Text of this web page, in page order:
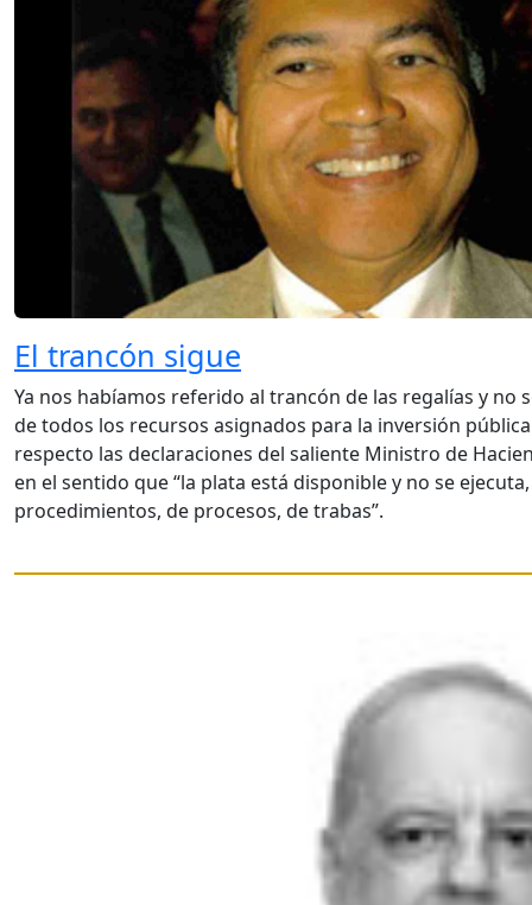
El trancón sigue
Ya nos habíamos referido al trancón de las regalías y no
de todos los recursos asignados para la inversión
respecto las declaraciones del saliente Ministro de
en el sentido que “la plata está disponible y no se
procedimientos, de procesos, de trabas”.